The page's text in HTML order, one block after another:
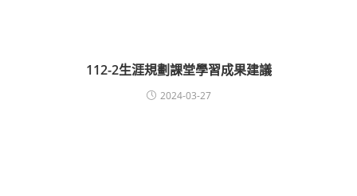
112-2生涯規劃課堂學習成果建議
2024-03-27